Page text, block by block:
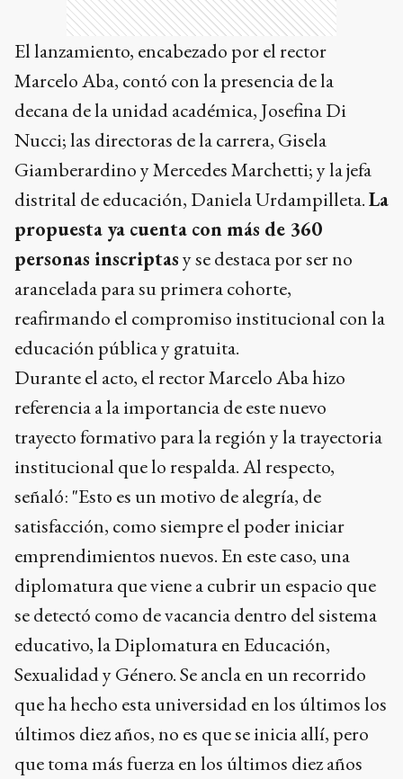
El lanzamiento, encabezado por el rector
Marcelo Aba, contó con la presencia de la
decana de la unidad académica, Josefina Di
Nucci; las directoras de la carrera, Gisela
Giamberardino y Mercedes Marchetti; y la jefa
distrital de educación, Daniela Urdampilleta.La
propuesta ya cuenta con más de 360
personas inscriptasy se destaca por ser no
arancelada para su primera cohorte,
reafirmando el compromiso institucional con la
educación pública y gratuita.
Durante el acto, el rector Marcelo Aba hizo
referencia a la importancia de este nuevo
trayecto formativo para la región y la trayectoria
institucional que lo respalda. Al respecto,
señaló: "Esto es un motivo de alegría, de
satisfacción, como siempre el poder iniciar
emprendimientos nuevos. En este caso, una
diplomatura que viene a cubrir un espacio que
se detectó como de vacancia dentro del sistema
educativo, la Diplomatura en Educación,
Sexualidad y Género. Se ancla en un recorrido
que ha hecho esta universidad en los últimos los
últimos diez años, no es que se inicia allí, pero
que toma más fuerza en los últimos diez años